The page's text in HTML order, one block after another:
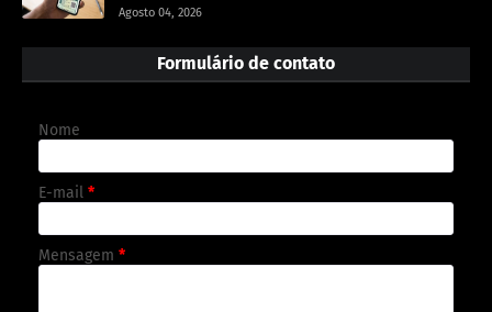
Agosto 04, 2026
Formulário de contato
Nome
E-mail *
Mensagem *